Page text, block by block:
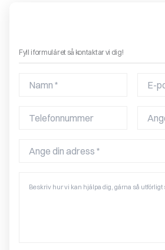
Fyll i formuläret så kontaktar vi dig!